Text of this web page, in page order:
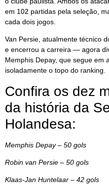
em 102 partidas pela seleção,
cada dois jogos.
Van Persie, atualmente técnico
e encerrou a carreira — agora
Memphis Depay, que segue em
isoladamente o topo do ranking.
Confira os dez
da história da
Holandesa:
Memphis Depay – 50 gols
Robin van Persie – 50 gols
Klaas-Jan Huntelaar – 42 gols